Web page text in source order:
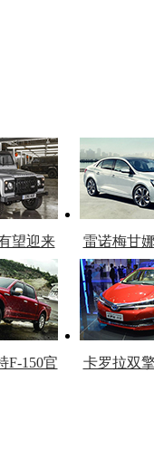
望迎来
雷诺梅甘
官
F-150官
卡罗拉双